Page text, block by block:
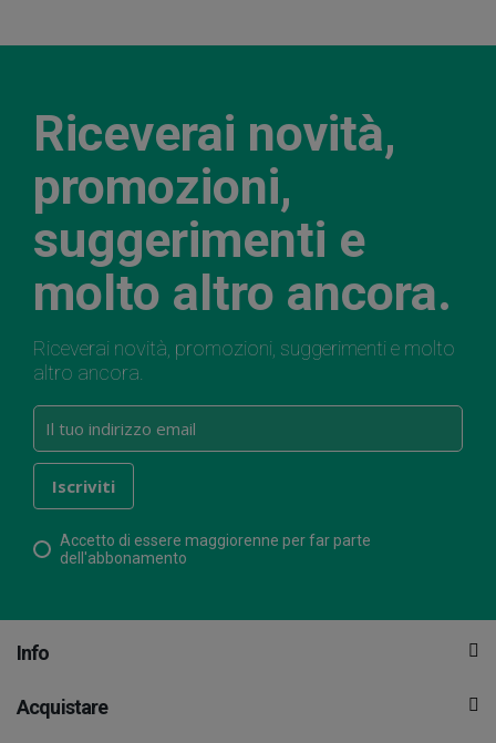
Riceverai novità,
promozioni,
suggerimenti e
molto altro ancora.
Riceverai novità, promozioni, suggerimenti e molto
altro ancora.
Accetto di essere maggiorenne per far parte
dell'abbonamento
Info
Acquistare